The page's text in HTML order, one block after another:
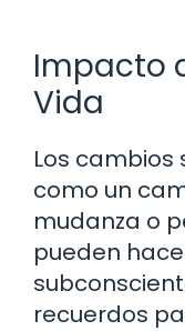
Impacto
Vida
Los cambios
como un
mudanza o
pueden
recuerdos